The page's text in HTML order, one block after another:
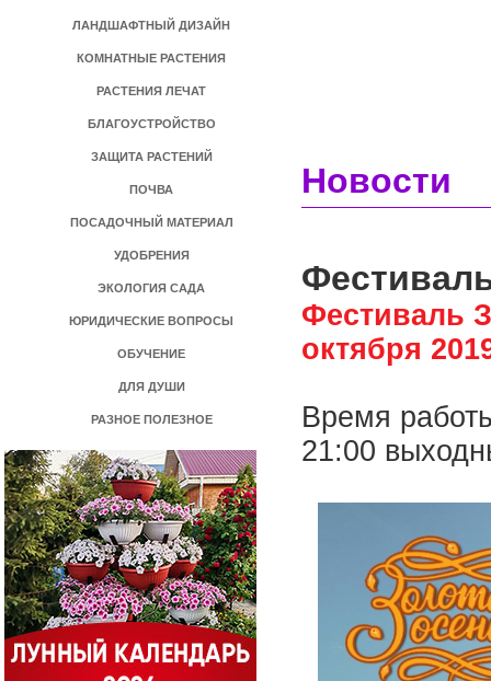
ЛАНДШАФТНЫЙ ДИЗАЙН
КОМНАТНЫЕ РАСТЕНИЯ
РАСТЕНИЯ ЛЕЧАТ
БЛАГОУСТРОЙСТВО
ЗАЩИТА РАСТЕНИЙ
ПОЧВА
ПОСАДОЧНЫЙ МАТЕРИАЛ
УДОБРЕНИЯ
ЭКОЛОГИЯ САДА
ЮРИДИЧЕСКИЕ ВОПРОСЫ
ОБУЧЕНИЕ
ДЛЯ ДУШИ
РАЗНОЕ ПОЛЕЗНОЕ
Новости
Фестиваль
октября
Время
21:00